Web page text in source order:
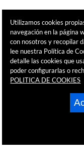
Utilizamos cookies
navegación en la página
con nosotros y recopilar
lee nuestra Política de
detalle las cookies que
poder configurarlas o
POLITICA DE COOKIES